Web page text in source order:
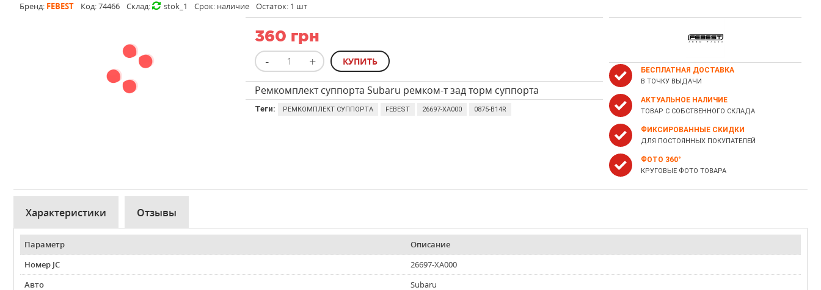
Бренд: FEBEST Код:74466 Склад: stok_1 Срок: наличие Остаток: 1 шт
360 грн
Ремкомплект суппорта Subaru ремком-т зад торм суппорта
Теги: РЕМКОМПЛЕКТ СУППОРТА FEBEST 26697-XA000 0875-B14R
БЕСПЛАТНАЯ ДОСТАВКА
В ТОЧКУ ВЫДАЧИ
АКТУАЛЬНОЕ НАЛИЧИЕ
ТОВАР С СОБСТВЕННОГО СКЛАДА
ФИКСИРОВАННЫЕ СКИДКИ
ДЛЯ ПОСТОЯННЫХ ПОКУПАТЕЛЕЙ
ФОТО 360°
КРУГОВЫЕ ФОТО ТОВАРА
Характеристики Отзывы
Параметр
Описание
Номер JC
26697-XA000
Авто
Subaru